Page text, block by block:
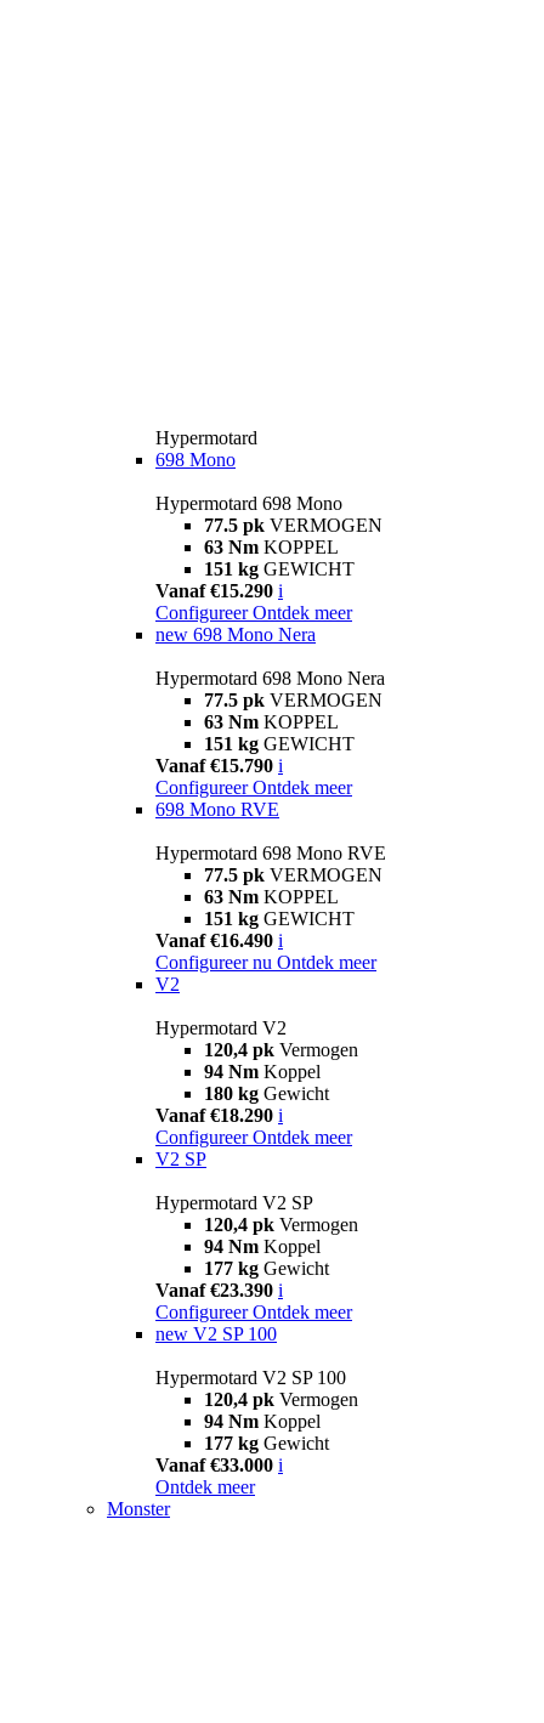
Hypermotard
698 Mono
Hypermotard 698 Mono
77.5 pk VERMOGEN
63 Nm KOPPEL
151 kg GEWICHT
Vanaf €15.290 i
Configureer Ontdek meer
new 698 Mono Nera
Hypermotard 698 Mono Nera
77.5 pk VERMOGEN
63 Nm KOPPEL
151 kg GEWICHT
Vanaf €15.790 i
Configureer Ontdek meer
698 Mono RVE
Hypermotard 698 Mono RVE
77.5 pk VERMOGEN
63 Nm KOPPEL
151 kg GEWICHT
Vanaf €16.490 i
Configureer nu Ontdek meer
V2
Hypermotard V2
120,4 pk Vermogen
94 Nm Koppel
180 kg Gewicht
Vanaf €18.290 i
Configureer Ontdek meer
V2 SP
Hypermotard V2 SP
120,4 pk Vermogen
94 Nm Koppel
177 kg Gewicht
Vanaf €23.390 i
Configureer Ontdek meer
new V2 SP 100
Hypermotard V2 SP 100
120,4 pk Vermogen
94 Nm Koppel
177 kg Gewicht
Vanaf €33.000 i
Ontdek meer
Monster